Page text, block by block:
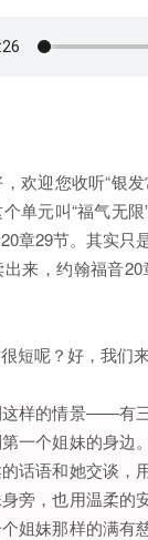
欢迎您收听“银
单元叫“福气无
章29节。其实只
来，约翰福音20
短呢？好，我们
样的情景——有
一个姐妹的身边
话语和她交谈，
旁，也用温柔的
姐妹那样的满有